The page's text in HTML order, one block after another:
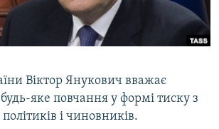
Віктор Янукович вважає
яке повчання у формі тиску з
і чиновників.